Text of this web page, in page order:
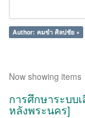
Author: คมขำ ศิลปชัย ×
Now showing items
การศึกษาระบบ
หลังพระนคร]